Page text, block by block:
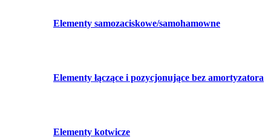
Elementy samozaciskowe/samohamowne
Elementy łączące i pozycjonujące bez amortyzatora
Elementy kotwicze